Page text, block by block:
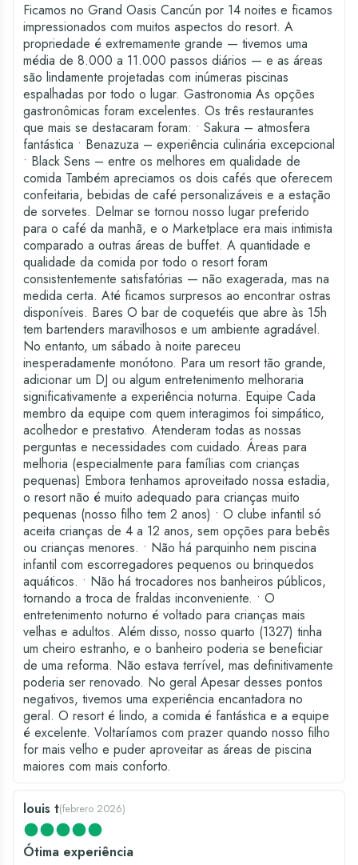
Ficamos no Grand Oasis Cancún por 14 noites e ficamos
impressionados com muitos aspectos do resort. A
propriedade é extremamente grande — tivemos uma
média de 8.000 a 11.000 passos diários — e as áreas
são lindamente projetadas com inúmeras piscinas
espalhadas por todo o lugar. Gastronomia As opções
gastronômicas foram excelentes. Os três restaurantes
que mais se destacaram foram: • Sakura – atmosfera
fantástica • Benazuza – experiência culinária excepcional
• Black Sens – entre os melhores em qualidade de
comida Também apreciamos os dois cafés que oferecem
confeitaria, bebidas de café personalizáveis e a estação
de sorvetes. Delmar se tornou nosso lugar preferido
para o café da manhã, e o Marketplace era mais intimista
comparado a outras áreas de buffet. A quantidade e
qualidade da comida por todo o resort foram
consistentemente satisfatórias — não exagerada, mas na
medida certa. Até ficamos surpresos ao encontrar ostras
disponíveis. Bares O bar de coquetéis que abre às 15h
tem bartenders maravilhosos e um ambiente agradável.
No entanto, um sábado à noite pareceu
inesperadamente monótono. Para um resort tão grande,
adicionar um DJ ou algum entretenimento melhoraria
significativamente a experiência noturna. Equipe Cada
membro da equipe com quem interagimos foi simpático,
acolhedor e prestativo. Atenderam todas as nossas
perguntas e necessidades com cuidado. Áreas para
melhoria (especialmente para famílias com crianças
pequenas) Embora tenhamos aproveitado nossa estadia,
o resort não é muito adequado para crianças muito
pequenas (nosso filho tem 2 anos) • O clube infantil só
aceita crianças de 4 a 12 anos, sem opções para bebês
ou crianças menores. • Não há parquinho nem piscina
infantil com escorregadores pequenos ou brinquedos
aquáticos. • Não há trocadores nos banheiros públicos,
tornando a troca de fraldas inconveniente. • O
entretenimento noturno é voltado para crianças mais
velhas e adultos. Além disso, nosso quarto (1327) tinha
um cheiro estranho, e o banheiro poderia se beneficiar
de uma reforma. Não estava terrível, mas definitivamente
poderia ser renovado. No geral Apesar desses pontos
negativos, tivemos uma experiência encantadora no
geral. O resort é lindo, a comida é fantástica e a equipe
é excelente. Voltaríamos com prazer quando nosso filho
for mais velho e puder aproveitar as áreas de piscina
maiores com mais conforto.
louis t(febrero 2026)
Ótima experiência